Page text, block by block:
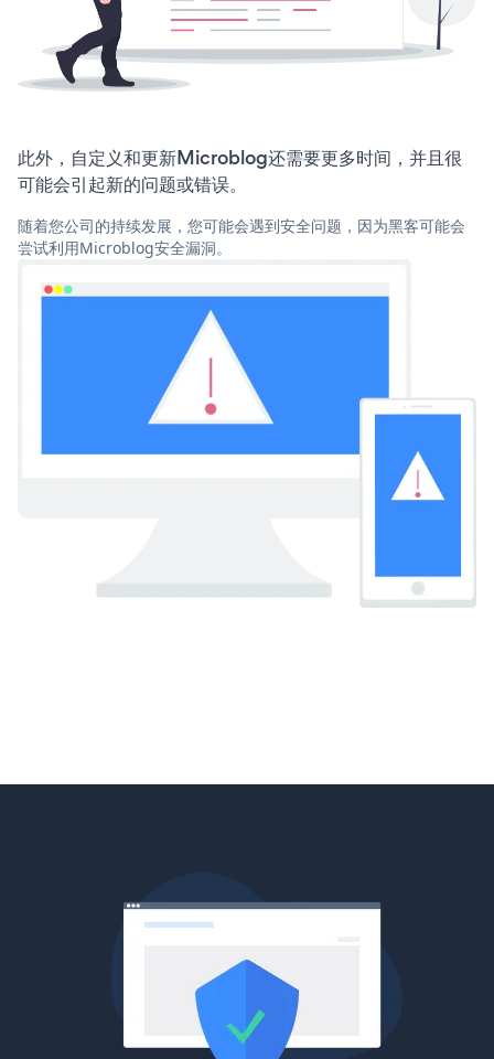
此外，自定义和更新Microblog还需要更多时间，并且很
可能会引起新的问题或错误。
随着您公司的持续发展，您可能会遇到安全问题，因为黑客可能会
尝试利用Microblog安全漏洞。